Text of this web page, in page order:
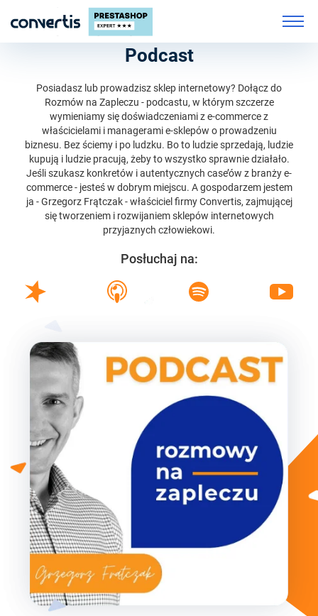
Podcast
Posiadasz lub prowadzisz sklep internetowy? Dołącz do
Rozmów na Zapleczu - podcastu, w którym szczerze
wymieniamy się doświadczeniami z e-commerce z
właścicielami i managerami e-sklepów o prowadzeniu
biznesu. Bez ściemy i po ludzku. Bo to ludzie sprzedają, ludzie
kupują i ludzie pracują, żeby to wszystko sprawnie działało.
Jeśli szukasz konkretów i autentycznych case’ów z branży e-
commerce - jesteś w dobrym miejscu. A gospodarzem jestem
ja - Grzegorz Frątczak - właściciel firmy Convertis, zajmującej
się tworzeniem i rozwijaniem sklepów internetowych
przyjaznych człowiekowi.
Posłuchaj na: